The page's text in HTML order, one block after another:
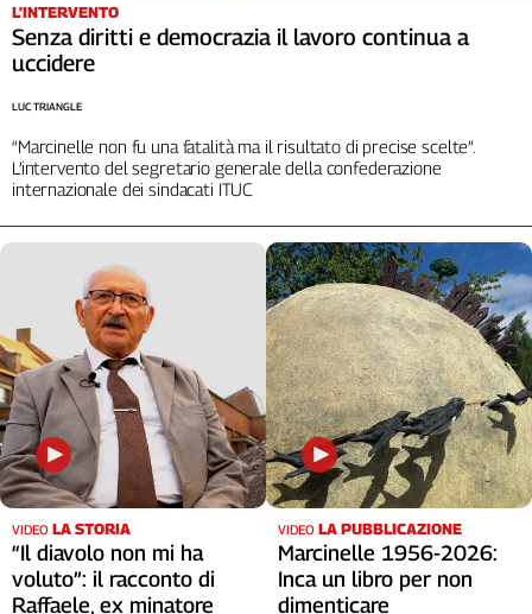
in
Progress
L'Italia
Lavoro
Abruzzo-
Adige
Basilicata
Calabria
Campania
Emilia-
Romagna
Friuli
Venezia
Giulia
Lazio
L'INTERVENTO
Senza diritti e democrazia il lavoro continua a
uccidere
“Marcinelle non fu una fatalità ma il risultato di precise scelte”.
L’intervento del segretario generale della confederazione
internazionale dei sindacati ITUC
LUC TRIANGLE
VIDEO LA STORIA
“Il diavolo non mi ha
voluto”: il racconto di
Raffaele, ex minatore
VIDEO LA PUBBLICAZIONE
Marcinelle 1956-2026:
Inca un libro per non
dimenticare